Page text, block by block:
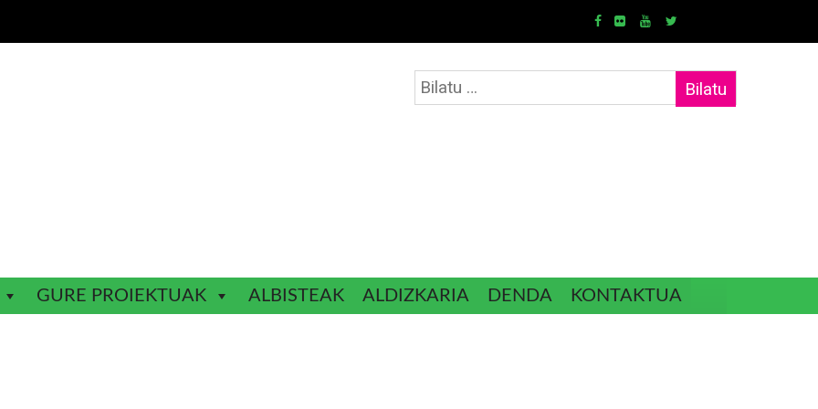
Bilatu:
GURE PROIEKTUAK ALBISTEAK ALDIZKARIA DENDA KONTAKTUA